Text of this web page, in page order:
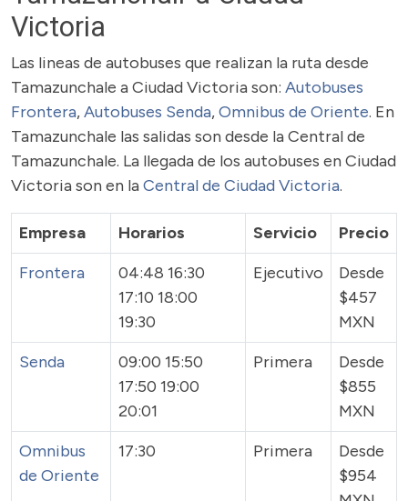
Victoria
Las lineas de autobuses que realizan la ruta desde
Tamazunchale a Ciudad Victoria son: Autobuses
Frontera,Autobuses Senda,Omnibus de Oriente. En
Tamazunchale las salidas son desde la Central de
Tamazunchale. La llegada de los autobuses en Ciudad
Victoria son en laCentral de Ciudad Victoria.
Empresa Horarios Servicio
Precio
Frontera
04:48 16:30
17:10 18:00
19:30
Ejecutivo
Desde
$457
MXN
Senda
09:00 15:50
17:50 19:00
20:01
Primera
Desde
$855
MXN
Omnibus
de Oriente
17:30 Primera
Desde
$954